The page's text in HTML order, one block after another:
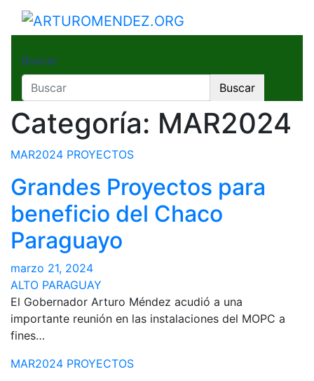
Saltar
ARTUROMENDEZ.ORG
Buscar
Buscar
Categoría: MAR2024
MAR2024 PROYECTOS
Grandes Proyectos para
beneficio del Chaco
Paraguayo
marzo 21, 2024
ALTO PARAGUAY
El Gobernador Arturo Méndez acudió a una
importante reunión en las instalaciones del MOPC a
fines…
MAR2024 PROYECTOS